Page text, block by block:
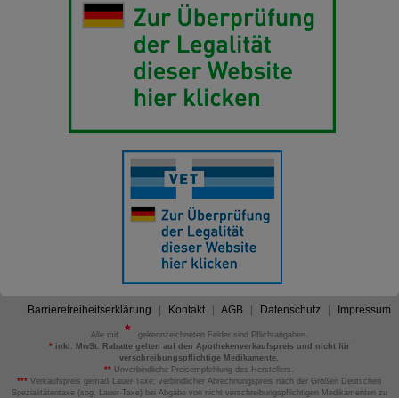
Barrierefreiheitserklärung Kontakt AGB Datenschutz Impressum
Alle mit
gekennzeichneten Felder sind Pflichtangaben.
*inkl. MwSt. Rabatte gelten auf den Apothekenverkaufspreis und nicht für
verschreibungspflichtige Medikamente.
** Unverbindliche Preisempfehlung des Herstellers.
*** Verkaufspreis gemäß Lauer-Taxe; verbindlicher Abrechnungspreis nach der Großen Deutschen
Spezialitätentaxe (sog. Lauer-Taxe) bei Abgabe von nicht verschreibungspflichtigen Medikamenten zu